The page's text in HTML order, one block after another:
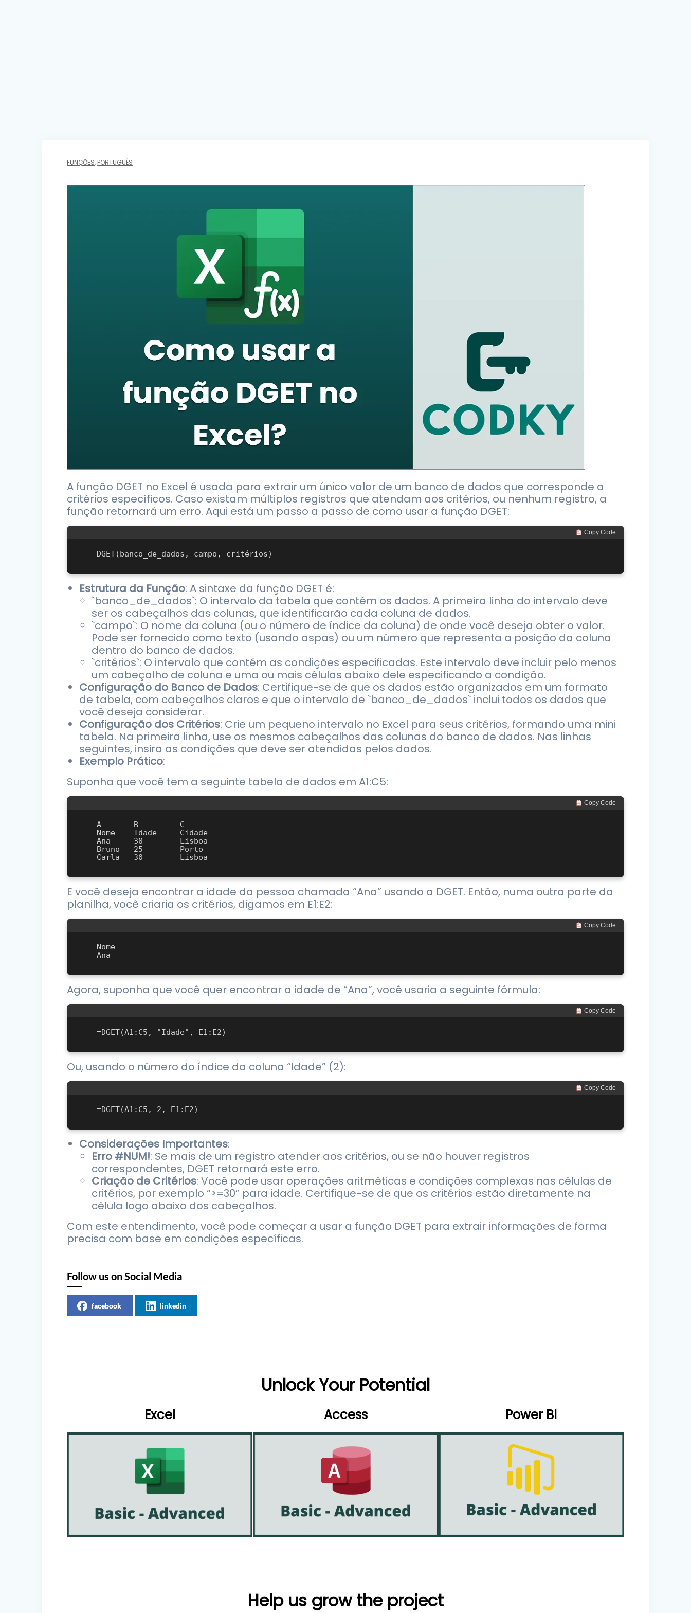
FUNÇÕES, PORTUGUÊS
A função DGET no Excel é usada para extrair um único valor de um banco de dados que corresponde a
critérios específicos. Caso existam múltiplos registros que atendam aos critérios, ou nenhum registro, a
função retornará um erro. Aqui está um passo a passo de como usar a função DGET:
Copy Code
Estrutura da Função: A sintaxe da função DGET é:
`banco_de_dados`: O intervalo da tabela que contém os dados. A primeira linha do intervalo deve
ser os cabeçalhos das colunas, que identificarão cada coluna de dados.
`campo`: O nome da coluna (ou o número de índice da coluna) de onde você deseja obter o valor.
Pode ser fornecido como texto (usando aspas) ou um número que representa a posição da coluna
dentro do banco de dados.
`critérios`: O intervalo que contém as condições especificadas. Este intervalo deve incluir pelo menos
um cabeçalho de coluna e uma ou mais células abaixo dele especificando a condição.
Configuração do Banco de Dados: Certifique-se de que os dados estão organizados em um formato
de tabela, com cabeçalhos claros e que o intervalo de `banco_de_dados` inclui todos os dados que
você deseja considerar.
Configuração dos Critérios: Crie um pequeno intervalo no Excel para seus critérios, formando uma mini
tabela. Na primeira linha, use os mesmos cabeçalhos das colunas do banco de dados. Nas linhas
seguintes, insira as condições que deve ser atendidas pelos dados.
Exemplo Prático:
Suponha que você tem a seguinte tabela de dados em A1:C5:
Copy Code
   A       B         C
   Ana     30        Lisboa
E você deseja encontrar a idade da pessoa chamada “Ana” usando a DGET. Então, numa outra parte da
planilha, você criaria os critérios, digamos em E1:E2:
Copy Code
Agora, suponha que você quer encontrar a idade de “Ana”, você usaria a seguinte fórmula:
Copy Code
Ou, usando o número do índice da coluna “Idade” (2):
Copy Code
Considerações Importantes:
Erro #NUM!: Se mais de um registro atender aos critérios, ou se não houver registros
correspondentes, DGET retornará este erro.
Criação de Critérios: Você pode usar operações aritméticas e condições complexas nas células de
critérios, por exemplo “>=30” para idade. Certifique-se de que os critérios estão diretamente na
célula logo abaixo dos cabeçalhos.
Com este entendimento, você pode começar a usar a função DGET para extrair informações de forma
precisa com base em condições específicas.
Follow us on Social Media
facebook linkedin
Unlock Your Potential
Excel Access Power BI
Help us grow the project